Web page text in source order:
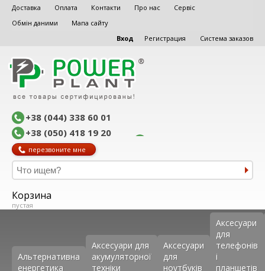
Доставка Оплата Контакти Про нас
Сервіс
Обмін даними
Мапа сайту
Вход
Регистрация Система заказов
+38 (044) 338 60 01
+38 (050) 418 19 20
перезвоните мне
Корзина
пустая
Альтернативна
енергетика
Аксесуари для
акумуляторної
техніки
Аксесуари
для
ноутбуків
Аксеcуари
для
телефонів
і
планшетів